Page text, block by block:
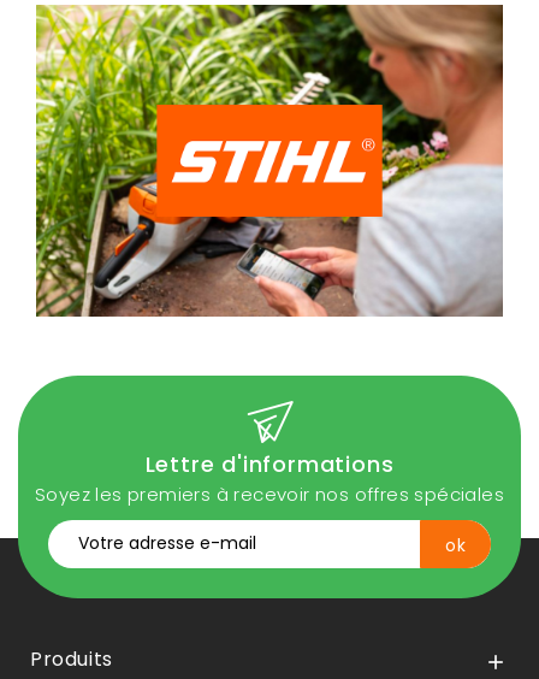
Lettre d'informations
Soyez les premiers à recevoir nos offres spéciales
Produits 